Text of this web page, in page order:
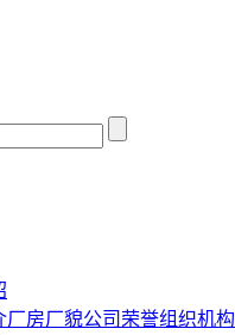
厂房厂貌公司荣誉组织机构